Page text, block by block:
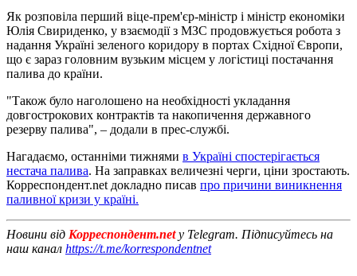
Як розповіла перший віце-прем'єр-міністр і міністр економіки
Юлія Свириденко, у взаємодії з МЗС продовжується робота з
надання Україні зеленого коридору в портах Східної Європи,
що є зараз головним вузьким місцем у логістиці постачання
палива до країни.
"Також було наголошено на необхідності укладання
довгострокових контрактів та накопичення державного
резерву палива", – додали в прес-службі.
Нагадаємо, останніми тижнями в Україні спостерігається
нестача палива. На заправках величезні черги, ціни зростають.
Корреспондент.net докладно писав про причини виникнення
паливної кризи у країні.
Новини від Корреспондент.netу Telegram. Підписуйтесь на
наш канал https://t.me/korrespondentnet